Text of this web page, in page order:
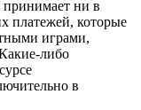
принимает ни в
платежей, которые
играми,
либо
в